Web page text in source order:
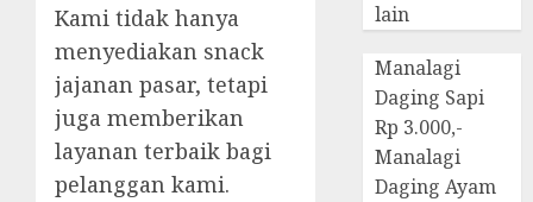
Kami tidak hanya
menyediakan snack
jajanan pasar, tetapi
juga memberikan
layanan terbaik bagi
pelanggan kami.
lain
Manalagi
Daging Sapi
Rp 3.000,-
Manalagi
Daging Ayam